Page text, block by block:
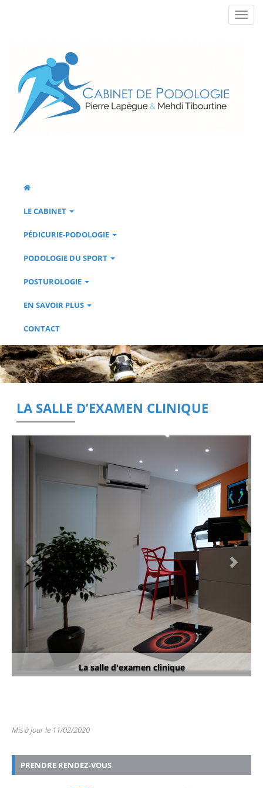
LE CABINET
PÉDICURIE-PODOLOGIE
PODOLOGIE DU SPORT
POSTUROLOGIE
EN SAVOIR PLUS
CONTACT
LA SALLE D’EXAMEN CLINIQUE
La salle d'examen clinique
Mis à jour le 11/02/2020
PRENDRE RENDEZ-VOUS